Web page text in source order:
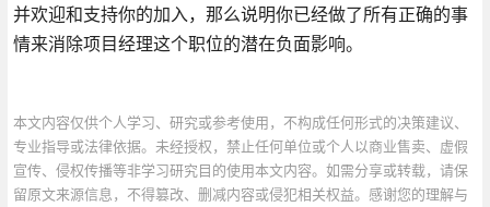
并欢迎和支持你的加入，那么说明你已经做了所有正确的事
情来消除项目经理这个职位的潜在负面影响。
本文内容仅供个人学习、研究或参考使用，不构成任何形式的决策建议、
专业指导或法律依据。未经授权，禁止任何单位或个人以商业售卖、虚假
宣传、侵权传播等非学习研究目的使用本文内容。如需分享或转载，请保
留原文来源信息，不得篡改、删减内容或侵犯相关权益。感谢您的理解与